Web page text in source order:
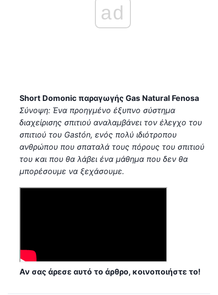
ad
Short Domonic παραγωγής Gas Natural Fenosa
Σύνοψη: Ένα προηγμένο έξυπνο σύστημα
διαχείρισης σπιτιού αναλαμβάνει τον έλεγχο του
σπιτιού του Gastón, ενός πολύ ιδιότροπου
ανθρώπου που σπαταλά τους πόρους του σπιτιού
του και που θα λάβει ένα μάθημα που δεν θα
μπορέσουμε να ξεχάσουμε.
Αν σας άρεσε αυτό το άρθρο, κοινοποιήστε το!